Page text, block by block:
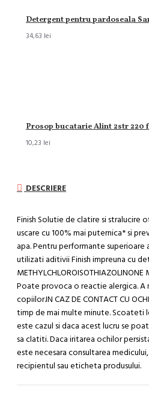
Detergent pentru pardoseala
34,63 lei
Prosop bucatarie Alint 2str 220
10,23 lei
DESCRIERE
Finish Solutie de clatire si stralucire
uscare cu 100% mai puternica* si
apa. Pentru performante superioare
utilizati aditivii Finish impreuna cu
METHYLCHLOROISOTHIAZOLINONE
Poate provoca o reactie alergica. A
copiilor.IN CAZ DE CONTACT CU
timp de mai multe minute. Scoateti
este cazul si daca acest lucru se
sa clatiti. Daca iritarea ochilor
este necesara consultarea
recipientul sau eticheta produsului.